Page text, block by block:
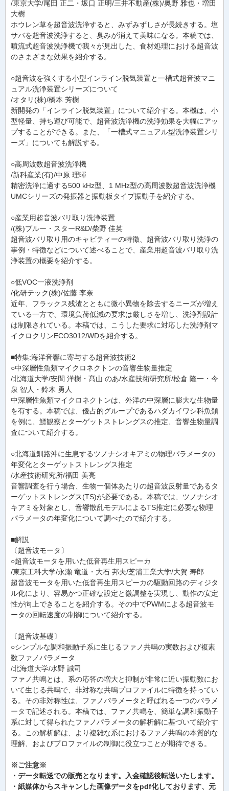
/東京大学/尾田 正二・坂口 正明/三井不動産(株)/奥野 雅也・増田
大樹
ホウレン草を超音波洗浄すると、みずみずしさが長続きする。塩
サバを超音波洗浄すると、臭みが消えて美味になる。本稿では、
噴流式超音波洗浄機で我々が見出した、食材処理における超音波
のさまざまな効果を紹介する。
○超音波を強くする小型インライン脱気装置と一槽式超音波マニ
ュアル洗浄装置シリーズについて
/オタリ(株)/橋本 芳樹
新開発の「インライン脱気装置」について紹介する。本機は、小
型軽量、持ち運び可能で、超音波洗浄機の洗浄効果を大幅にアッ
プすることができる。また、「一槽式マニュアル型洗浄装置シリ
ーズ」についても解説する。
○高周波数超音波洗浄機
/新科産業(有)/中原 理暉
精密洗浄に適する500 kHz型、1 MHz型の高周波数超音波洗浄機
UMCシリーズの発振器と振動板タイプ振動子を紹介する。
○産業用超音波バリ取り洗浄装置
/(株)ブルー・スターR&D/柴野 佳英
超音波バリ取り用のキャビティーの特徴、超音波バリ取り洗浄の
事例・特徴などについて述べることで、産業用超音波バリ取り洗
浄装置の概要を紹介する。
○低VOC一液洗浄剤
/化研テック(株)/佐藤 李奈
近年、フラックス残渣とともに微小異物を除去するニーズが増え
ている一方で、環境負荷低減の要求は厳しさを増し、洗浄剤設計
は制限されている。本稿では、こうした要求に対応した洗浄剤マ
イクロクリンECO3012/WDを紹介する。
■特集:海洋音響に寄与する超音波技術2
○中深層性魚類マイクロネクトンの音響生物量推定
/北海道大学/安間 洋樹・髙山 のあ/水産技術研究所/松倉 隆一・今
泉 智人・鈴木 勇人
中深層性魚類マイクロネクトンは、外洋の中深層に膨大な生物量
を有する。本稿では、優占的グループであるハダカイワシ科魚類
を例に、鰾観察とターゲットストレングスの推定、音響生物量調
査について紹介する。
○北海道釧路沖に生息するツノナシオキアミの物理パラメータの
年変化とターゲットストレングス推定
/水産技術研究所/福田 美亮
音響調査を行う場合、生物一個体あたりの超音波反射量であるタ
ーゲットストレングス(TS)が必要である。本稿では、ツノナシオ
キアミを対象とし、音響散乱モデルによるTS推定に必要な物理
パラメータの年変化について調べたので紹介する。
■解説
〔超音波モータ〕
○超音波モータを用いた低音再生用スピーカ
/東京工科大学/永瀬 竜道・大石 邦夫/芝浦工業大学/大賀 寿郎
超音波モータを用いた低音再生用スピーカの駆動回路のディジタ
ル化により、容易かつ正確な設定と微調整を実現し、動作の安定
性が向上できることを紹介する。その中でPWMによる超音波モ
ータの回転速度の制御について紹介する。
〔超音波基礎〕
○シンプルな調和振動子系に生じるファノ共鳴の実数および複素
数ファノパラメータ
/北海道大学/水野 誠司
ファノ共鳴とは、系の応答の増大と抑制が非常に近い振動数にお
いて生じる共鳴で、非対称な共鳴プロファイルに特徴を持ってい
る。その非対称性は、ファノパラメータと呼ばれる一つのパラメ
ータで記述される。本稿では、ファノ共鳴を、簡単な調和振動子
系に対して得られたファノパラメータの解析解に基づいて紹介す
る。この解析解は、より複雑な系におけるファノ共鳴の本質的な
理解、およびプロファイルの制御に役立つことが期待できる。
※ご注意※
・データ転送での販売となります。入金確認後転送いたします。
・紙媒体からスキャンした画像データをpdf化しております、元